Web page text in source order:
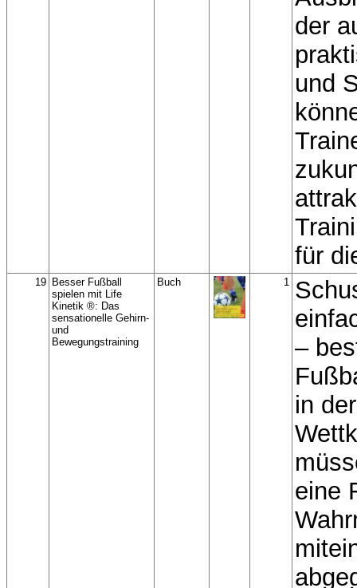
der
und
für
19 Besser Fußball
spielen mit Life
Kinetik ®: Das
sensationelle Gehirn-
und
Bewegungstraining
Buch 1
–
in der
eine